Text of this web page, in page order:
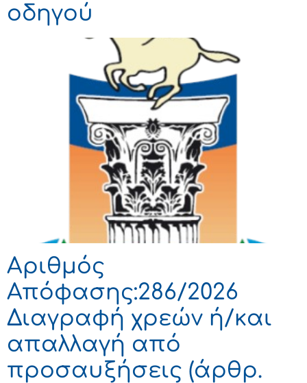
οδηγού
Αριθμός
Απόφασης:286/2026
Διαγραφή χρεών ή/και
απαλλαγή από
προσαυξήσεις (άρθρ.